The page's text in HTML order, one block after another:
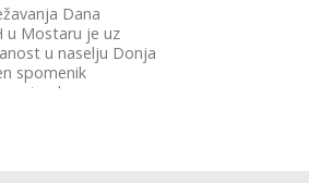
Dana
u Mostaru je uz
u naselju Donja
spomenik